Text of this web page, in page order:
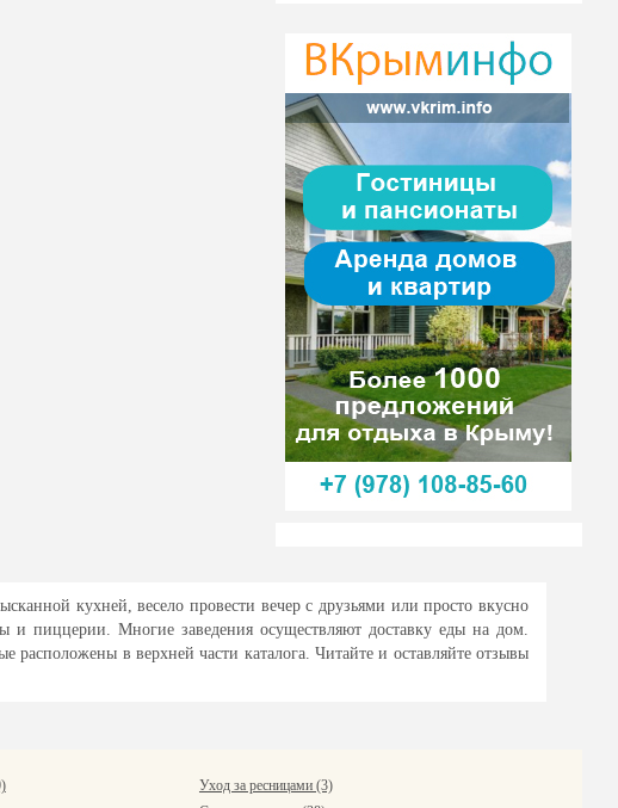
кухней, весело провести вечер с друзьями или просто вкусно
пиццерии. Многие заведения осуществляют доставку еды на дом.
в верхней части каталога. Читайте и оставляйте отзывы
Уход за ресницами (3)